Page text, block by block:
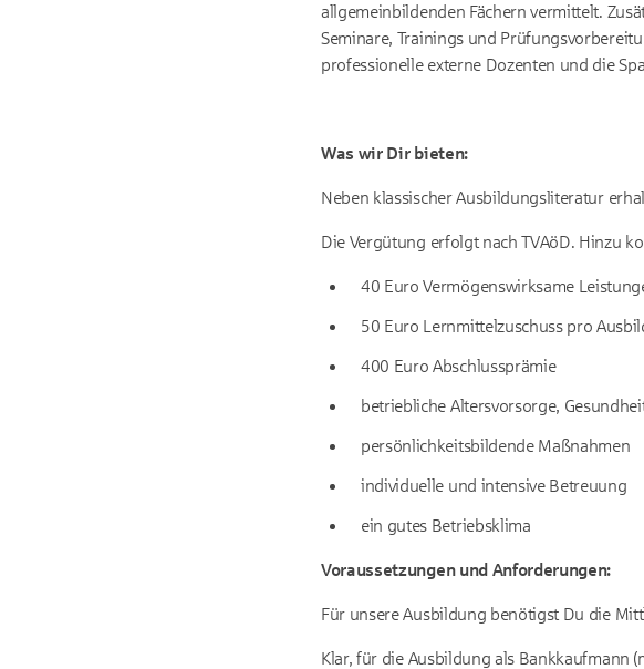
allgemeinbildenden Fächern vermittelt.
Seminare, Trainings und
professionelle externe Dozenten und die
Was wir Dir bieten:
Neben klassischer Ausbildungsliteratur
Die Vergütung erfolgt nach TVAöD. Hinzu
40 Euro Vermögenswirksame
50 Euro Lernmittelzuschuss pro
400 Euro Abschlussprämie
betriebliche Altersvorsorge,
persönlichkeitsbildende Maßnahmen
individuelle und intensive Betreuung
ein gutes Betriebsklima
Voraussetzungen und Anforderungen:
Für unsere Ausbildung benötigst Du die
Klar, für die Ausbildung als Bank­kaufmann